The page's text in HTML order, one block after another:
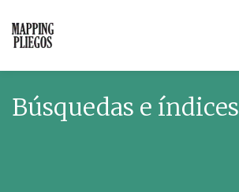
Búsquedas e índices